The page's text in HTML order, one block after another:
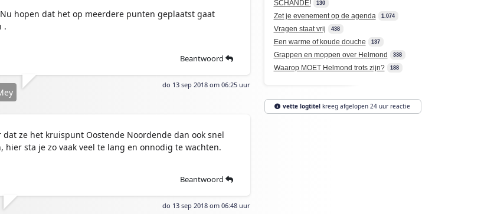
hopen dat het op meerdere punten geplaatst gaat
.
Beantwoord
do 13 sep 2018 om 06:25 uur
dat ze het kruispunt Oostende Noordende dan ook snel
hier sta je zo vaak veel te lang en onnodig te wachten.
Beantwoord
do 13 sep 2018 om 06:48 uur
SCHANDE! 130
Zet je evenement op de agenda 1.074
Vragen staat vrij 438
Een warme of koude douche 137
Grappen en moppen over Helmond 338
Waarop MOET Helmond trots zijn? 188
vette logtitelkreeg afgelopen 24 uur reactie